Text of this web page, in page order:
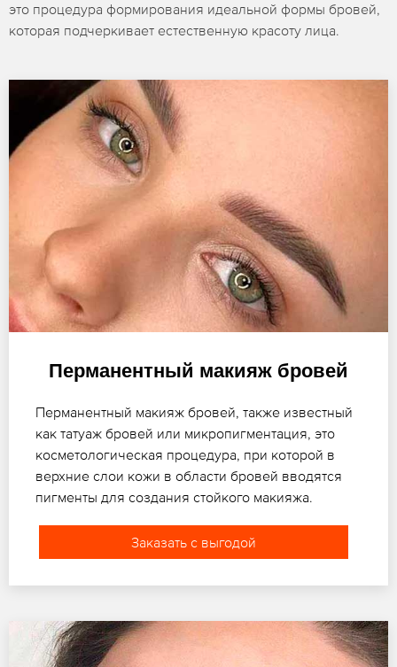
это процедура формирования идеальной формы бровей,
которая подчеркивает естественную красоту лица.
Перманентный макияж бровей
Перманентный макияж бровей, также известный
как татуаж бровей или микропигментация, это
косметологическая процедура, при которой в
верхние слои кожи в области бровей вводятся
пигменты для создания стойкого макияжа.
Заказать с выгодой